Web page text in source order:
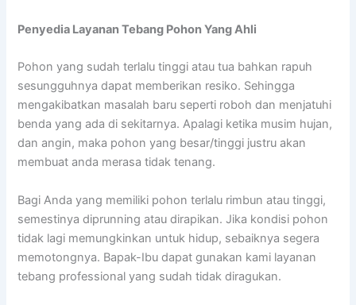
Penyedia Layanan Tebang Pohon Yang Ahli
Pohon yang sudah terlalu tinggi atau tua bahkan rapuh
sesungguhnya dapat memberikan resiko. Sehingga
mengakibatkan masalah baru seperti roboh dan menjatuhi
benda yang ada di sekitarnya. Apalagi ketika musim hujan,
dan angin, maka pohon yang besar/tinggi justru akan
membuat anda merasa tidak tenang.
Bagi Anda yang memiliki pohon terlalu rimbun atau tinggi,
semestinya diprunning atau dirapikan. Jika kondisi pohon
tidak lagi memungkinkan untuk hidup, sebaiknya segera
memotongnya. Bapak-Ibu dapat gunakan kami layanan
tebang professional yang sudah tidak diragukan.